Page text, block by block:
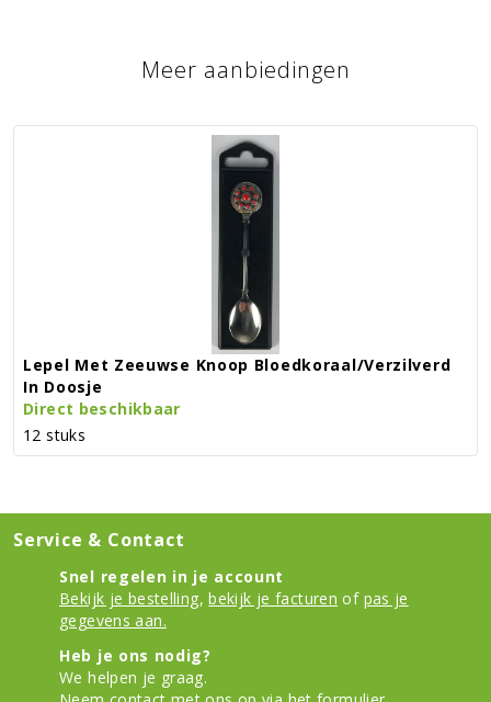
Meer aanbiedingen
Lepel Met Zeeuwse Knoop Bloedkoraal/verzilverd
In Doosje
Direct beschikbaar
12 stuks
Service & Contact
Snel regelen in je account
Bekijk je bestelling, bekijk je facturen of pas je
gegevens aan.
Heb je ons nodig?
We helpen je graag.